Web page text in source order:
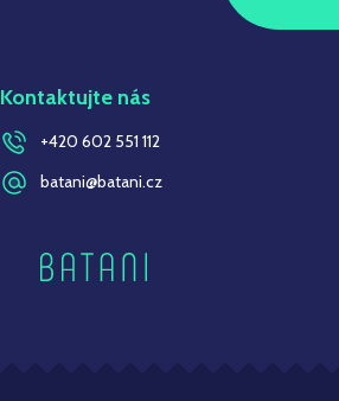
Kontaktujte nás
+420 602 551 112
batani@batani.cz